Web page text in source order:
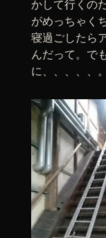
かして行くの
がめっちゃく
寝過ごしたら
んだって。で
に、、、、、。